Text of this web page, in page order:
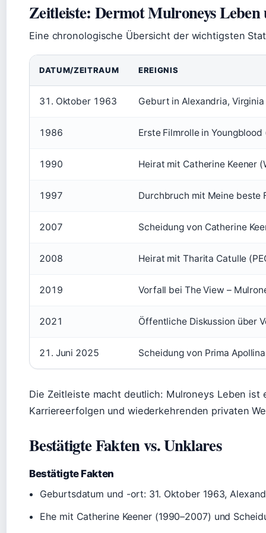
Zeitleiste: Dermot Mulroneys
Eine chronologische Übersicht der wichtigsten
DATUM/ZEITRAUM EREIGNIS
31. Oktober 1963 Geburt in Alexandria,
1986 Erste Filmrolle in
1990 Heirat mit Catherine Keener
1997 Durchbruch mit Meine beste
2007 Scheidung von Catherine
2008 Heirat mit Tharita Catulle
2019 Vorfall bei The View –
2021 Öffentliche Diskussion über
21. Juni 2025 Scheidung von Prima
Die Zeitleiste macht deutlich: Mulroneys Leben ist
Karriereerfolgen und wiederkehrenden privaten
Bestätigte Fakten vs. Unklares
Bestätigte Fakten
Geburtsdatum und -ort: 31. Oktober 1963,
Ehe mit Catherine Keener (1990–2007) und